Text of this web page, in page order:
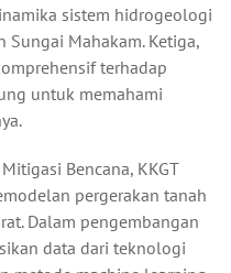
sistem hidrogeologi
Sungai Mahakam. Ketiga,
terhadap
untuk memahami
Bencana, KKGT
pergerakan tanah
Dalam pengembangan
data dari teknologi